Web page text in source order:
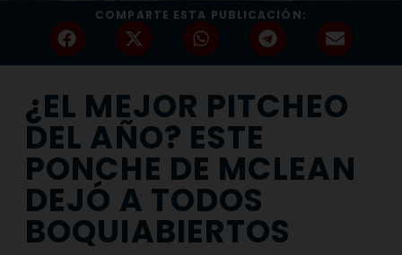
COMPARTE ESTA PUBLICACIÓN:
¿EL MEJOR PITCHEO
DEL AÑO? ESTE
PONCHE DE MCLEAN
DEJÓ A TODOS
BOQUIABIERTOS